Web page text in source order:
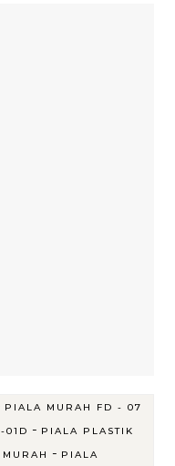
PIALA MURAH FD - 07
01D - PIALA PLASTIK
- PIALA